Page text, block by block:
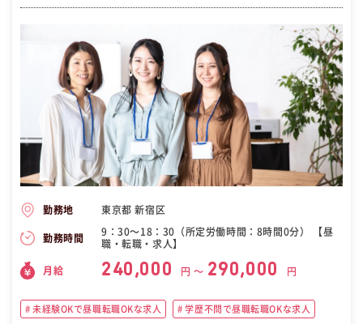
勤務地 東京都 新宿区
勤務時間
9：30〜18：30（所定労働時間：8時間0分） 【昼
職・転職・求人】
月給 240,000 円 〜 290,000 円
未経験OKで昼職転職OKな求人 学歴不問で昼職転職OKな求人